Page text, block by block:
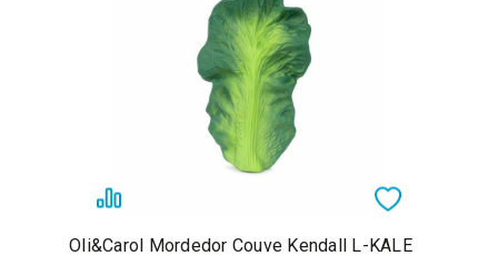
Oli&Carol Mordedor Couve Kendall L-KALE